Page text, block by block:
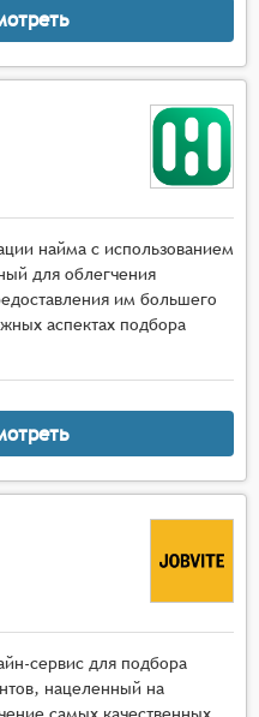
найма с использованием
для облегчения
им большего
аспектах подбора
сервис для подбора
нацеленный на